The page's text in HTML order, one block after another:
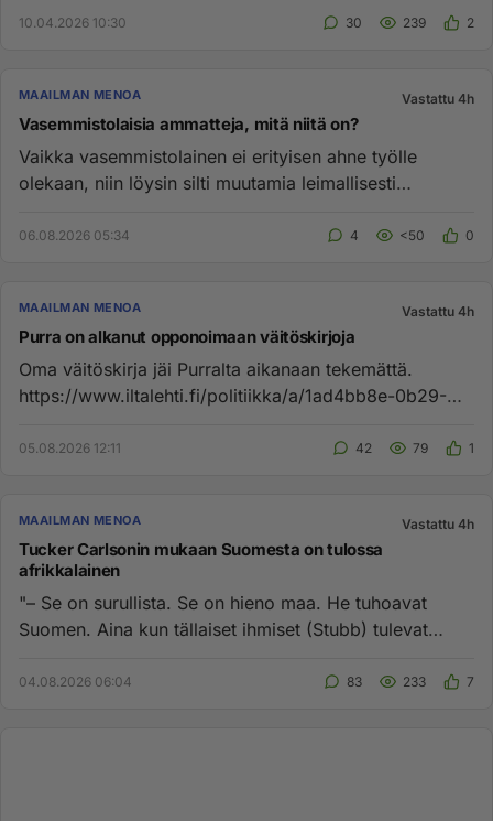
10.04.2026 10:30 30 239 2
MAAILMAN MENOA Vastattu 4h
Vasemmistolaisia ammatteja, mitä niitä on?
Vaikka vasemmistolainen ei erityisen ahne työlle
olekaan, niin löysin silti muutamia leimallisesti
06.08.2026 05:34 4 <50 0
MAAILMAN MENOA Vastattu 4h
Purra on alkanut opponoimaan väitöskirjoja
Oma väitöskirja jäi Purralta aikanaan tekemättä.
https://www.iltalehti.fi/politiikka/a/1ad4bb8e-0b29-
05.08.2026 12:11 42 79 1
MAAILMAN MENOA Vastattu 4h
Tucker Carlsonin mukaan Suomesta on tulossa
afrikkalainen
"– Se on surullista. Se on hieno maa. He tuhoavat
Suomen. Aina kun tällaiset ihmiset (Stubb) tulevat
04.08.2026 06:04 83 233 7